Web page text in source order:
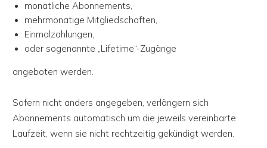
monatliche Abonnements,
mehrmonatige Mitgliedschaften,
Einmalzahlungen,
oder sogenannte „Lifetime“-Zugänge
angeboten werden.
Sofern nicht anders angegeben, verlängern sich
Abonnements automatisch um die jeweils vereinbarte
Laufzeit, wenn sie nicht rechtzeitig gekündigt werden.